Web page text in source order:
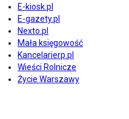
E-kiosk.pl
E-gazety.pl
Nexto.pl
Mała księgowość
Kancelarierp.pl
Wieści Rolnicze
Życie Warszawy